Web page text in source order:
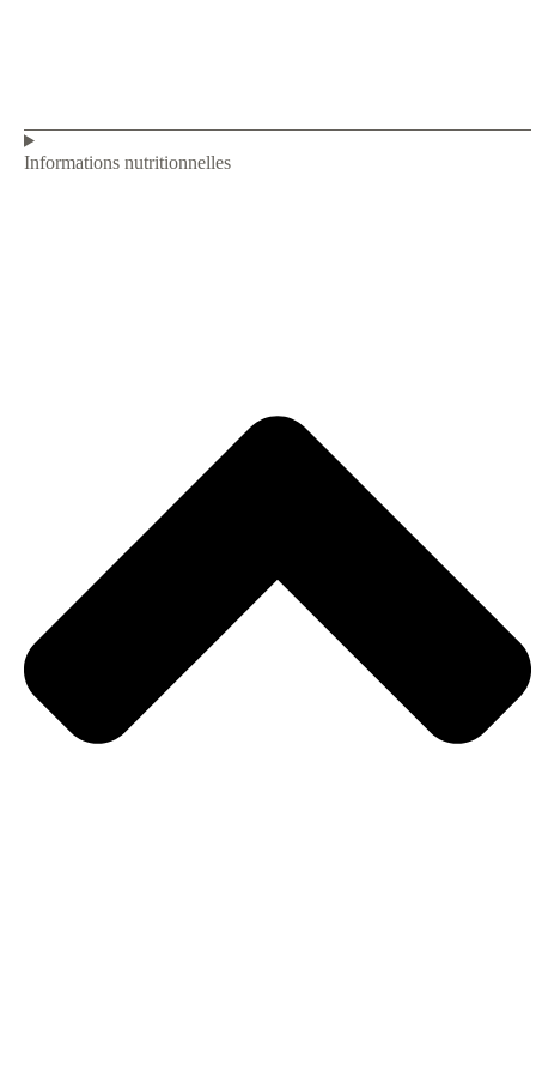
Informations nutritionnelles